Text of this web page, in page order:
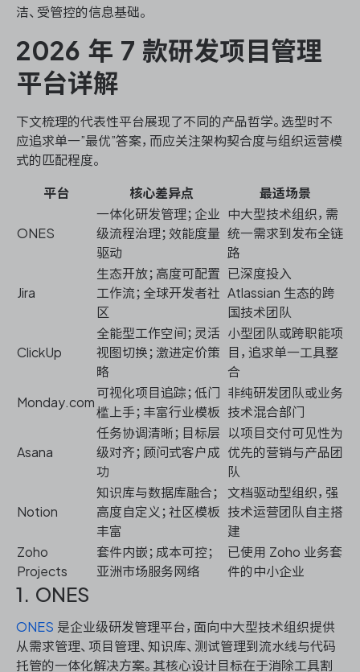
洁、受管控的信息基础。
2026 年 7 款研发项目管理
平台详解
下文梳理的代表性平台展现了不同的产品哲学。选型时不
应追求单一”最优”答案，而应关注架构契合度与组织运营模
式的匹配程度。
平台 核心差异点 最适场景
ONES
一体化研发管理；企业
级流程治理；效能度量
驱动
中大型技术组织，需
统一需求到发布全链
路
Jira
生态开放；高度可配置
工作流；全球开发者社
区
已深度投入
Atlassian 生态的跨
国技术团队
ClickUp
全能型工作空间；灵活
视图切换；激进定价策
略
小型团队或跨职能项
目，追求单一工具整
合
Monday.com
可视化项目追踪；低门
槛上手；丰富行业模板
非纯研发团队或业务
技术混合部门
Asana
任务协调清晰；目标层
级对齐；顾问式客户成
功
以项目交付可见性为
优先的营销与产品团
队
Notion
知识库与数据库融合；
高度自定义；社区模板
丰富
文档驱动型组织，强
技术运营团队自主搭
建
Zoho
Projects
套件内嵌；成本可控；
亚洲市场服务网络
已使用 Zoho 业务套
件的中小企业
1. ONES
ONES 是企业级研发管理平台，面向中大型技术组织提供
从需求管理、项目管理、知识库、测试管理到流水线与代码
托管的一体化解决方案。其核心设计目标在于消除工具割